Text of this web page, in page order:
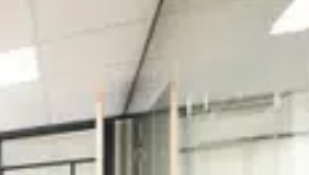
aux exigences de vos équipes.
emblématique du 2ème
bureaux bénéficient de la proximité
traversants et lumineux,
Les locaux disposent de placards de
par interphone.
à proximité SNCF Gare Perrache à